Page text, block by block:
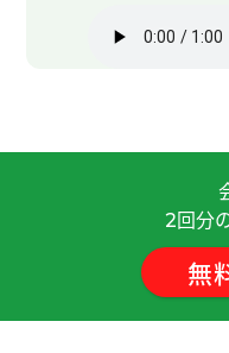
老师教我单词的时
ミッキー老师，谢
( 50代 男
以后也请您继续多
40代 男性 )
2回分
無